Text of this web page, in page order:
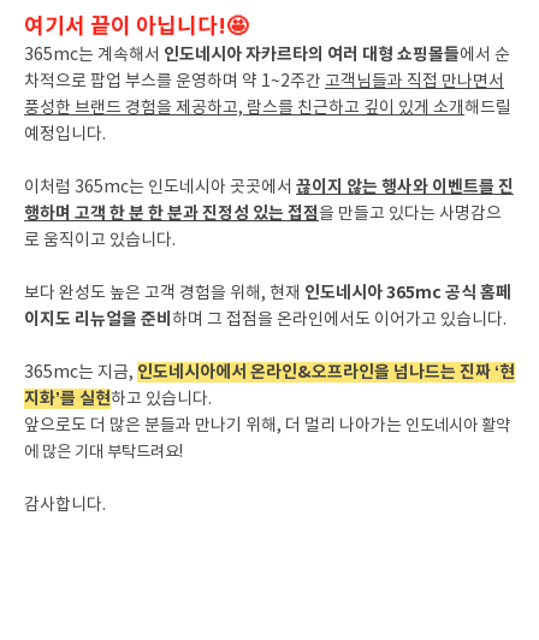
여기서 끝이 아닙니다!🤩
365mc는 계속해서 인도네시아 자카르타의 여러 대형 쇼핑몰들에서 순
차적으로 팝업 부스를 운영하며 약 1~2주간 고객님들과 직접 만나면서
풍성한 브랜드 경험을 제공하고, 람스를 친근하고 깊이 있게 소개 해드릴
예정입니다.
이처럼 365mc는 인도네시아 곳곳에서 끊이지 않는 행사와 이벤트를 진
행하며 고객 한 분 한 분과 진정성 있는 접점을 만들고 있다는 사명감으
로 움직이고 있습니다.
보다 완성도 높은 고객 경험을 위해, 현재 인도네시아 365mc 공식 홈페
이지도 리뉴얼을 준비 하며 그 접점을 온라인에서도 이어가고 있습니다.
365mc는 지금, 인도네시아에서 온라인&오프라인을 넘나드는 진짜 ‘현
지화’를 실현하고 있습니다.
앞으로도 더 많은 분들과 만나기 위해, 더 멀리 나아가는 인도네시아 활약
에 많은 기대 부탁드려요!
감사합니다.